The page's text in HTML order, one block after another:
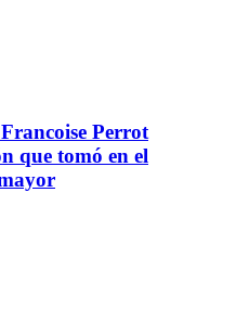
Perrot
que tomó en el